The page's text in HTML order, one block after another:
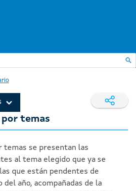
por temas
temas se presentan las
al tema elegido que ya se
que están pendentes de
año, acompañadas de la